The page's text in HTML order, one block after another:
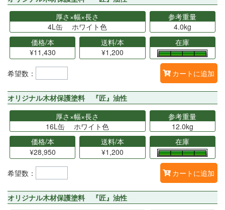
厚さ×幅×長さ
4L缶 ホワイト色
参考重量
4.0kg
価格/本
¥11,430
送料/本
¥1,200
在庫
希望数： カートに追加
オリジナル木材保護塗料 『匠』油性
厚さ×幅×長さ
16L缶 ホワイト色
参考重量
12.0kg
価格/本
¥28,950
送料/本
¥1,200
在庫
希望数： カートに追加
オリジナル木材保護塗料 『匠』油性